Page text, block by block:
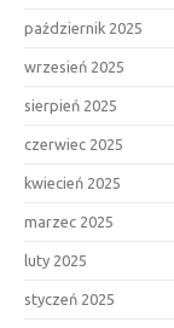
październik 2025
wrzesień 2025
sierpień 2025
czerwiec 2025
kwiecień 2025
marzec 2025
luty 2025
styczeń 2025